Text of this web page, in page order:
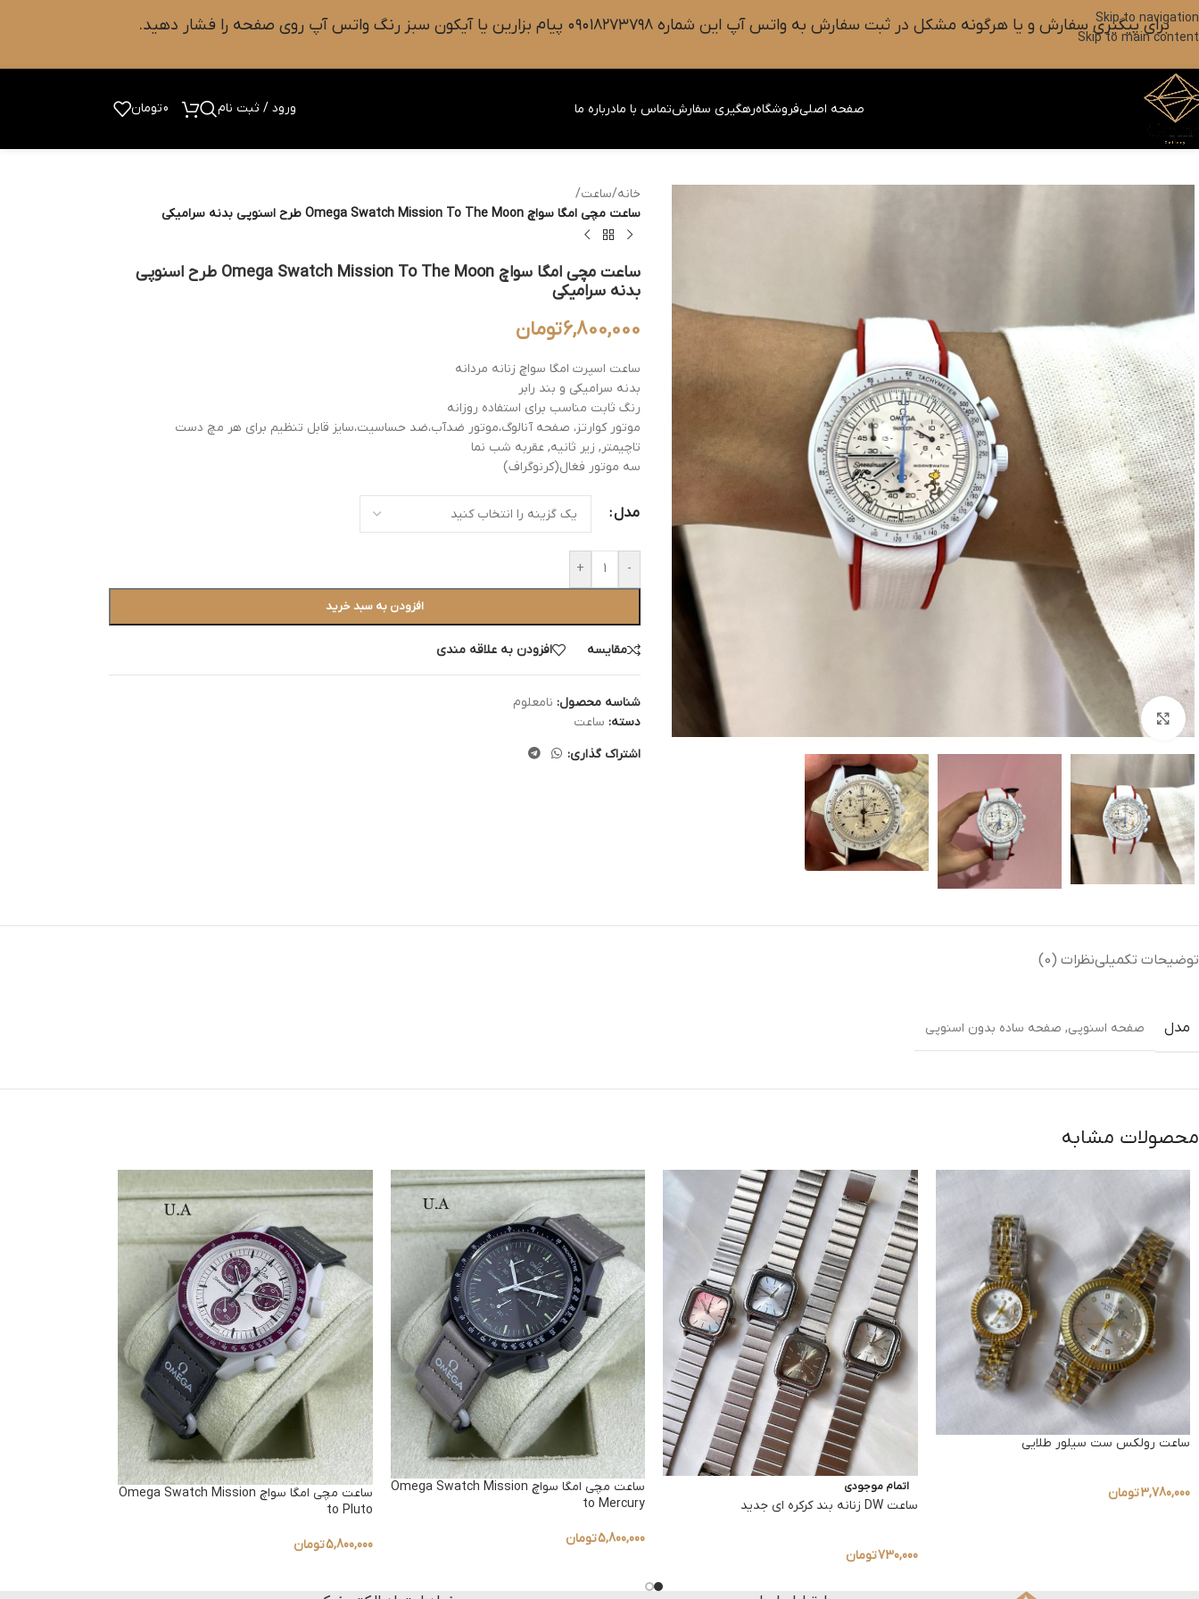
Skip to navigation
Skip to main content
برای پیگیری سفارش و یا هرگونه مشکل در ثبت سفارش به واتس آپ این شماره ۰۹۰۱۸۲۷۳۷۹۸ پیام بزارین یا آیکون سبز رنگ واتس آپ روی صفحه را فشار دهید.
صفحه اصلیفروشگاهرهگیری سفارشتماس با مادرباره ما ورود / ثبت نام 0تومان
بزرگنمایی تصویر
خانه/ساعت/
ساعت مچی امگا سواچ Omega Swatch Mission To The Moon طرح اسنوپی بدنه سرامیکی
ساعت مچی امگا سواچ Omega Swatch Mission To The Moon طرح اسنوپی
بدنه سرامیکی
6,800,000تومان
ساعت اسپرت امگا سواچ زنانه مردانه
بدنه سرامیکی و بند رابر
رنگ ثابت مناسب برای استفاده روزانه
موتور کوارتز، صفحه آنالوگ،موتور ضدآب،ضد حساسیت،سایز قابل تنظیم برای هر مچ دست
تاچیمتر, زیر ثانیه, عقربه شب نما
سه موتور فغال(کرنوگراف)
مدل
-
+
افزودن به سبد خرید
مقایسه افزودن به علاقه مندی
شناسه محصول: نامعلوم
دسته: ساعت
اشتراک گذاری:
توضیحات تکمیلینظرات (0)
مدل صفحه اسنوپی, صفحه ساده بدون اسنوپی
محصولات مشابه
ساعت رولکس ست سیلور طلایی
3,780,000تومان اتمام موجودی
ساعت DW زنانه بند کرکره ای جدید
730,000تومان
ساعت مچی امگا سواچ Omega Swatch Mission
to Mercury
5,800,000تومان
ساعت مچی امگا سواچ Omega Swatch Mission
to Pluto
5,800,000تومان